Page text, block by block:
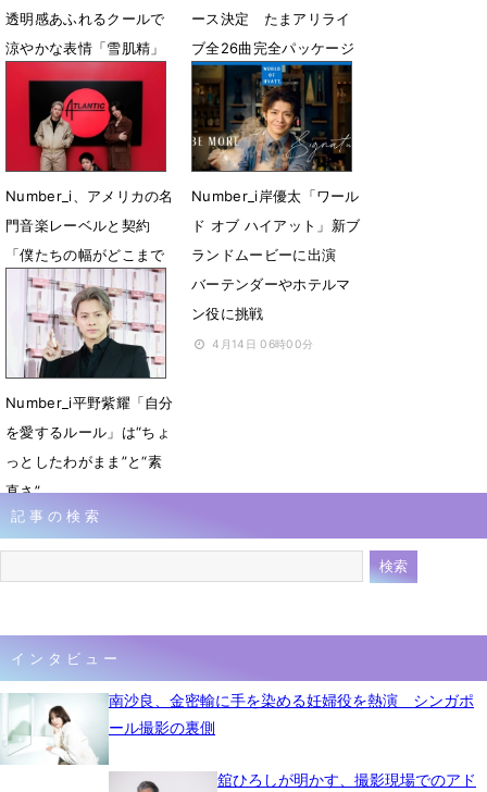
透明感あふれるクールで
涼やかな表情「雪肌精」
新CMが公開
6月23日 13時16分
ース決定 たまアリライ
ブ全26曲完全パッケージ
化
6月17日 18時48分
Number_i、アメリカの名
門音楽レーベルと契約
「僕たちの幅がどこまで
広がるのか楽しみ」
5月18日 10時53分
Number_i岸優太「ワール
ド オブ ハイアット」新ブ
ランドムービーに出演
バーテンダーやホテルマ
ン役に挑戦
4月14日 06時00分
Number_i平野紫耀「自分
を愛するルール」は“ちょ
っとしたわがまま”と“素
直さ”
4月2日 15時46分
記事の検索
インタビュー
南沙良、金密輸に手を染める妊婦役を熱演 シンガポ
ール撮影の裏側
舘ひろしが明かす、撮影現場でのアド